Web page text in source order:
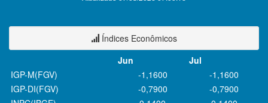
Índices Econômicos
Jun
Jul
IGP-M(FGV)
-1,1600
-1,1600
IGP-DI(FGV)
-0,7900
-0,7900